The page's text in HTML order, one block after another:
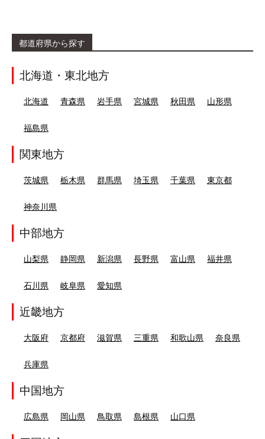
都道府県から探す
北海道・東北地方
北海道 青森県 岩手県 宮城県 秋田県 山形県
福島県
関東地方
茨城県 栃木県 群馬県 埼玉県 千葉県 東京都
神奈川県
中部地方
山梨県 静岡県 新潟県 長野県 富山県 福井県
石川県 岐阜県 愛知県
近畿地方
大阪府 京都府 滋賀県 三重県 和歌山県 奈良県
兵庫県
中国地方
広島県 岡山県 鳥取県 島根県 山口県